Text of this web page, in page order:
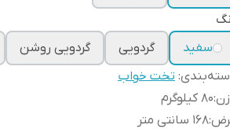
سفید
گردویی گردویی روشن
: تخت خواب
:80 کیلوگرم
:168 سانتی متر